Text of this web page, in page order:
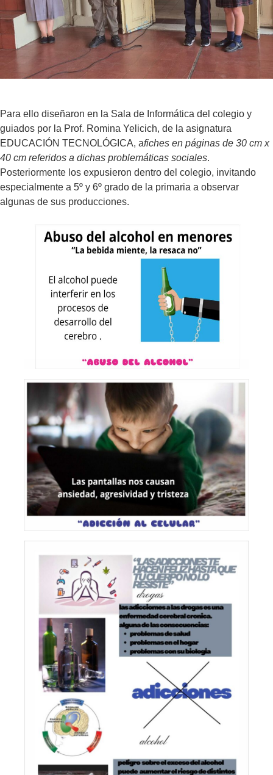
Para ello diseñaron en la Sala de Informática del colegio y
guiados por la Prof. Romina Yelicich, de la asignatura
EDUCACIÓN TECNOLÓGICA, afiches en páginas de 30 cm x
40 cm referidos a dichas problemáticas sociales.
Posteriormente los expusieron dentro del colegio, invitando
especialmente a 5º y 6º grado de la primaria a observar
algunas de sus producciones.